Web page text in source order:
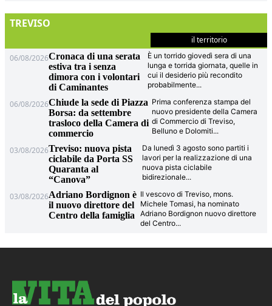
TREVISO
il territorio
06/08/2026Cronaca di una serata
estiva tra i senza
dimora con i volontari
di Caminantes
È un torrido giovedì sera di una
lunga e torrida giornata, quelle in
cui il desiderio più recondito
probabilmente...
06/08/2026Chiude la sede di Piazza
Borsa: da settembre
trasloco della Camera di
commercio
Prima conferenza stampa del
nuovo presidente della Camera
di Commercio di Treviso,
Belluno e Dolomiti...
03/08/2026Treviso: nuova pista
ciclabile da Porta SS
Quaranta al
“Canova”
Da lunedì 3 agosto sono partiti i
lavori per la realizzazione di una
nuova pista ciclabile
bidirezionale...
03/08/2026Adriano Bordignon è
il nuovo direttore del
Centro della famiglia
Il vescovo di Treviso, mons.
Michele Tomasi, ha nominato
Adriano Bordignon nuovo direttore
del Centro...